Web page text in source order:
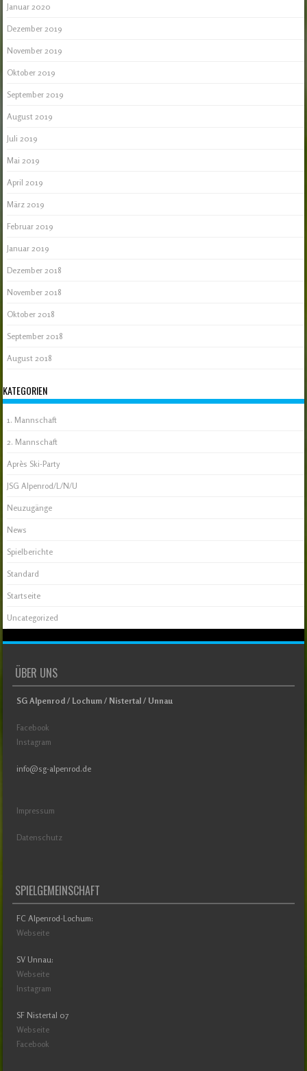
Januar 2020
Dezember 2019
November 2019
Oktober 2019
September 2019
August 2019
Juli 2019
Mai 2019
April 2019
März 2019
Februar 2019
Januar 2019
Dezember 2018
November 2018
Oktober 2018
September 2018
August 2018
KATEGORIEN
1. Mannschaft
2. Mannschaft
Après Ski-Party
JSG Alpenrod/L/N/U
Neuzugänge
News
Spielberichte
Standard
Startseite
Uncategorized
ÜBER UNS
SG Alpenrod / Lochum / Nistertal / Unnau
Facebook
Instagram
info@sg-alpenrod.de
Impressum
Datenschutz
SPIELGEMEINSCHAFT
FC Alpenrod-Lochum:
Webseite
SV Unnau:
Webseite
Instagram
SF Nistertal 07
Webseite
Facebook